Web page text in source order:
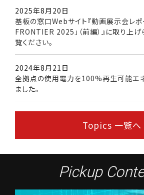
2025年8月20日
基板の窓口Webサイト『動画展示会レ
FRONTIER 2025」（前編）』に取り上げ
覧ください。
2024年8月21日
全拠点の使用電力を100%再生可能エ
ました。
Topics 一覧へ
Pickup